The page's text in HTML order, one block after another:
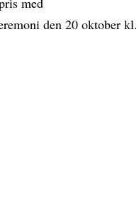
den 20 oktober